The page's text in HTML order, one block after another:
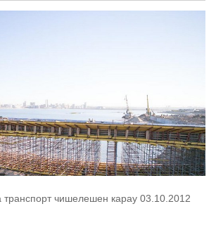
чишелешен карау 03.10.2012